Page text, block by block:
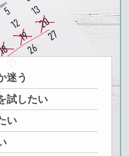
迷う
試したい
い